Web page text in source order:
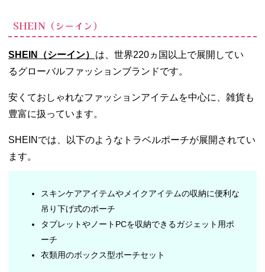
SHEIN（シーイン）
SHEIN（シーイン）
は、世界220ヵ国以上で展開してい
るグローバルファッションブランドです。
安くておしゃれなファッションアイテムを中心に、雑貨も
豊富に扱っています。
SHEINでは、以下のようなトラベルポーチが展開されてい
ます。
スキンケアアイテムやメイクアイテムの収納に便利な
吊り下げ式のポーチ
タブレットやノートPCを収納できるガジェット用ポ
ーチ
衣類用のボックス型ポーチセット